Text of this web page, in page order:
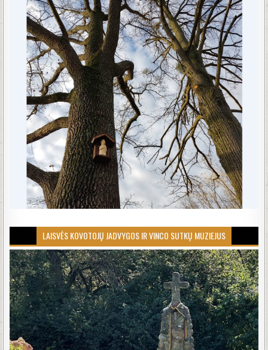
LAISVĖS KOVOTOJŲ JADVYGOS IR VINCO SUTKŲ MUZIEJUS